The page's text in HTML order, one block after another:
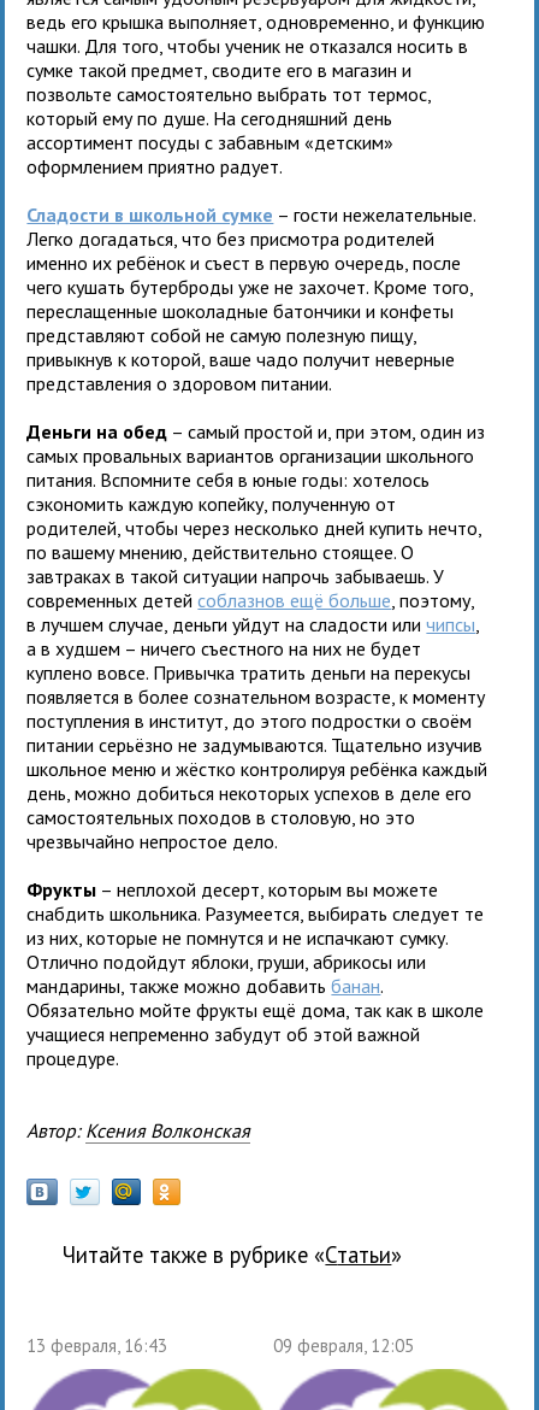
ведь его крышка выполняет, одновременно, и функцию
чашки. Для того, чтобы ученик не отказался носить в
сумке такой предмет, сводите его в магазин и
позвольте самостоятельно выбрать тот термос,
который ему по душе. На сегодняшний день
ассортимент посуды с забавным «детским»
оформлением приятно радует.
Сладости в школьной сумке – гости нежелательные.
Легко догадаться, что без присмотра родителей
именно их ребёнок и съест в первую очередь, после
чего кушать бутерброды уже не захочет. Кроме того,
переслащенные шоколадные батончики и конфеты
представляют собой не самую полезную пищу,
привыкнув к которой, ваше чадо получит неверные
представления о здоровом питании.
Деньги на обед – самый простой и, при этом, один из
самых провальных вариантов организации школьного
питания. Вспомните себя в юные годы: хотелось
сэкономить каждую копейку, полученную от
родителей, чтобы через несколько дней купить нечто,
по вашему мнению, действительно стоящее. О
завтраках в такой ситуации напрочь забываешь. У
современных детейсоблазнов ещё больше , поэтому,
в лучшем случае, деньги уйдут на сладости иличипсы
а в худшем – ничего съестного на них не будет
куплено вовсе. Привычка тратить деньги на перекусы
появляется в более сознательном возрасте, к моменту
поступления в институт, до этого подростки о своём
питании серьёзно не задумываются. Тщательно изучив
школьное меню и жёстко контролируя ребёнка каждый
день, можно добиться некоторых успехов в деле его
самостоятельных походов в столовую, но это
чрезвычайно непростое дело.
Фрукты – неплохой десерт, которым вы можете
снабдить школьника. Разумеется, выбирать следует те
из них, которые не помнутся и не испачкают сумку.
Отлично подойдут яблоки, груши, абрикосы или
мандарины, также можно добавитьбанан.
Обязательно мойте фрукты ещё дома, так как в школе
учащиеся непременно забудут об этой важной
процедуре.
Автор: Ксения Волконская
Читайте также в рубрике « Статьи»
13 февраля, 16:43 09 февраля, 12:05